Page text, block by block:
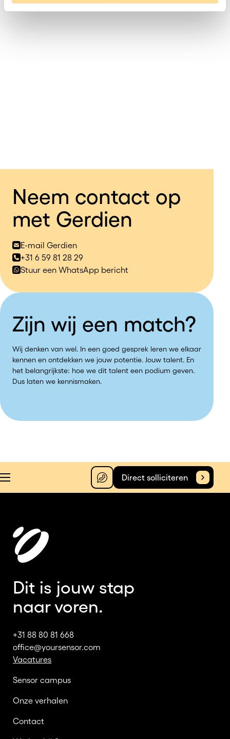
Neem contact op
met Gerdien
E-mail Gerdien
+31 6 59 81 28 29
Stuur een WhatsApp bericht
Zijn wij een match?
Wij denken van wel. In een goed gesprek leren we elkaar
kennen en ontdekken we jouw potentie. Jouw talent. En
het belangrijkste: hoe we dit talent een podium geven.
Dus laten we kennismaken.
Direct solliciteren
Dit is jouw stap
naar voren.
+31 88 80 81 668
office@yoursensor.com
Vacatures
Sensor campus
Onze verhalen
Contact